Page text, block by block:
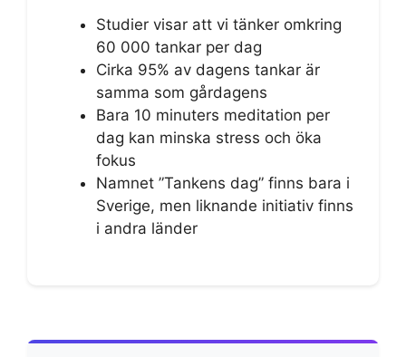
Studier visar att vi tänker omkring
60 000 tankar per dag
Cirka 95% av dagens tankar är
samma som gårdagens
Bara 10 minuters meditation per
dag kan minska stress och öka
fokus
Namnet ”Tankens dag” finns bara i
Sverige, men liknande initiativ finns
i andra länder